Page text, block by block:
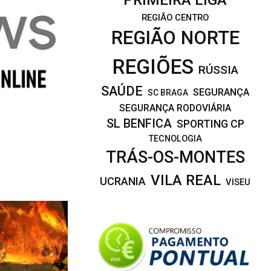
REGIÃO CENTRO
REGIÃO NORTE
REGIÕES RÚSSIA
SAÚDE SC BRAGA SEGURANÇA
SEGURANÇA RODOVIÁRIA
SL BENFICA SPORTING CP
TECNOLOGIA
TRÁS-OS-MONTES
UCRANIA VILA REAL VISEU